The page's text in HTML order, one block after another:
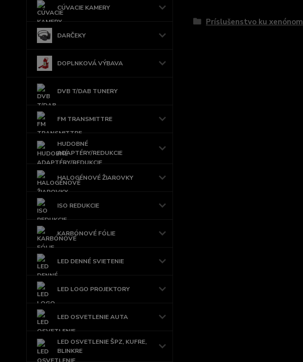
CÚVACIE KAMERY
DARČEKY
DOPLNKOVÁ VÝBAVA
DVB T/DAB TUNERY
FM TRANSMITTRE
HUDOBNÉ
ADAPTÉRY/REDUKCIE
HALOGÉNOVÉ ŽIAROVKY
ISO REDUKCIE
KARBÓNOVÉ FÓLIE
LED DENNÉ SVIETENIE
LED LOGO PROJEKTORY
LED OSVETLENIE AUTA
LED OSVETLENIE ŠPZ, KUFRE,
BLINKRE
Príslušenstvo ku xenónom